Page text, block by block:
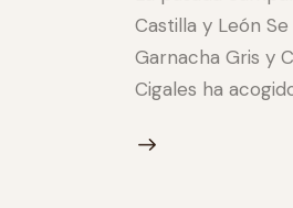
Castilla y León
Garnacha Gris y
Cigales ha